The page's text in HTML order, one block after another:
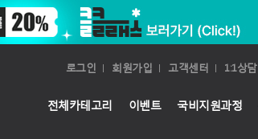
로그인 회원가입 고객센터 1:1상담
전체카테고리 이벤트 국비지원과정